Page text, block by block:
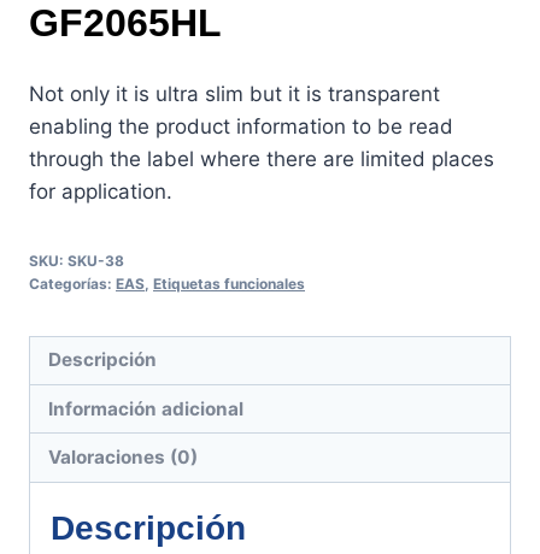
GF2065HL
Not only it is ultra slim but it is transparent
enabling the product information to be read
through the label where there are limited places
for application.
SKU: SKU-38
Categorías: EAS Etiquetas funcionales
Descripción
Información adicional
Valoraciones (0)
Descripción